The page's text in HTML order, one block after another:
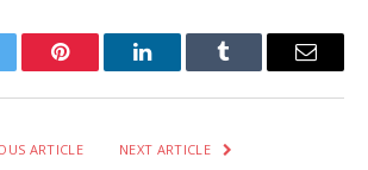
Pinterest LinkedInTumblr Email
ARTICLE NEXT ARTICLE